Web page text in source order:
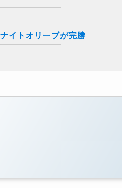
イトオリーブが完勝